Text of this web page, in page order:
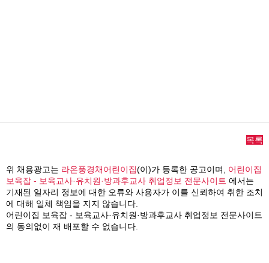
목록
위 채용광고는 라온풍경채어린이집(이)가 등록한 공고이며, 어린이집
보육잡 - 보육교사·유치원·방과후교사 취업정보 전문사이트 에서는
기재된 일자리 정보에 대한 오류와 사용자가 이를 신뢰하여 취한 조치
에 대해 일체 책임을 지지 않습니다.
어린이집 보육잡 - 보육교사·유치원·방과후교사 취업정보 전문사이트
의 동의없이 재 배포할 수 없습니다.